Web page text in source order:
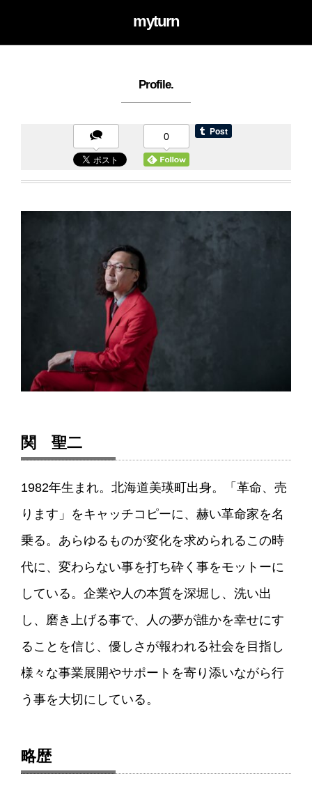
myturn
Profile.
0
関 聖二
1982年生まれ。北海道美瑛町出身。「革命、売
ります」をキャッチコピーに、赫い革命家を名
乗る。あらゆるものが変化を求められるこの時
代に、変わらない事を打ち砕く事をモットーに
している。企業や人の本質を深堀し、洗い出
し、磨き上げる事で、人の夢が誰かを幸せにす
ることを信じ、優しさが報われる社会を目指し
様々な事業展開やサポートを寄り添いながら行
う事を大切にしている。
略歴